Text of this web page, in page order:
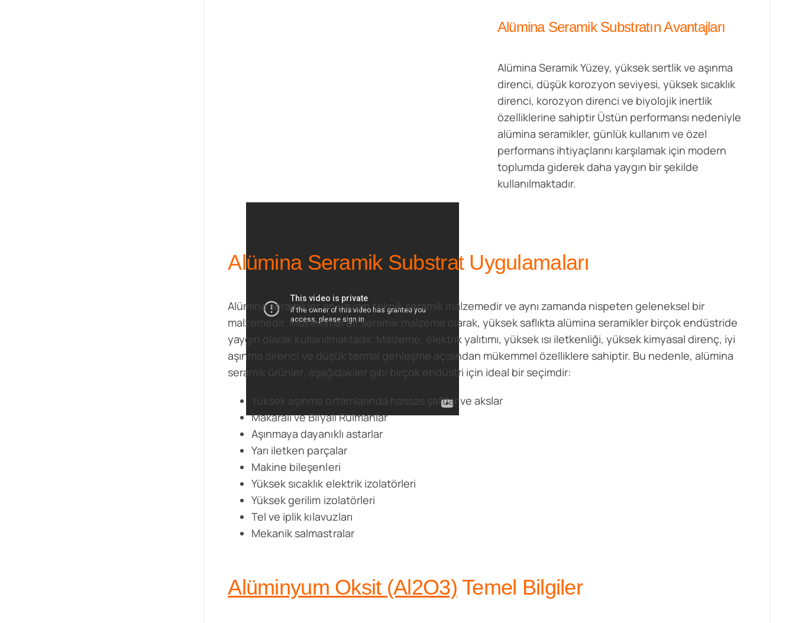
Alümina Seramik Substratın Avantajları
Alümina Seramik Yüzey, yüksek sertlik ve aşınma
direnci, düşük korozyon seviyesi, yüksek sıcaklık
direnci, korozyon direnci ve biyolojik inertlik
özelliklerine sahiptir Üstün performansı nedeniyle
alümina seramikler, günlük kullanım ve özel
performans ihtiyaçlarını karşılamak için modern
toplumda giderek daha yaygın bir şekilde
kullanılmaktadır.
Alümina Seramik Substrat Uygulamaları
Alümina seramikler en yaygın teknik seramik malzemedir ve aynı zamanda nispeten geleneksel bir
malzemedir. Mükemmel bir seramik malzeme olarak, yüksek saflıkta alümina seramikler birçok endüstride
yaygın olarak kullanılmaktadır. Malzeme, elektrik yalıtımı, yüksek ısı iletkenliği, yüksek kimyasal direnç, iyi
aşınma direnci ve düşük termal genleşme açısından mükemmel özelliklere sahiptir. Bu nedenle, alümina
seramik ürünler, aşağıdakiler gibi birçok endüstri için ideal bir seçimdir:
Yüksek aşınma ortamlarında hassas şaftlar ve akslar
Makaralı ve Bilyalı Rulmanlar
Aşınmaya dayanıklı astarlar
Yarı iletken parçalar
Makine bileşenleri
Yüksek sıcaklık elektrik izolatörleri
Yüksek gerilim izolatörleri
Tel ve iplik kılavuzları
Mekanik salmastralar
Alüminyum Oksit (Al2O3) Temel Bilgiler